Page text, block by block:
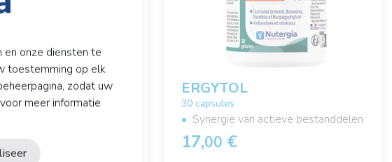
Fort ERGYTOL
30 capsules
Synergie van actieve bestanddelen
17,00 €
en onze diensten te
toestemming op elk
zodat uw
meer informatie